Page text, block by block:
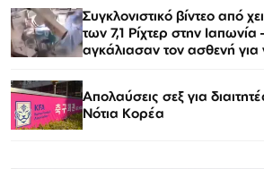
Συγκλονιστικό βίντεο από
των 7,1 Ρίχτερ στην Ιαπωνία
αγκάλιασαν τον ασθενή
Απολαύσεις σεξ για
Νότια Κορέα